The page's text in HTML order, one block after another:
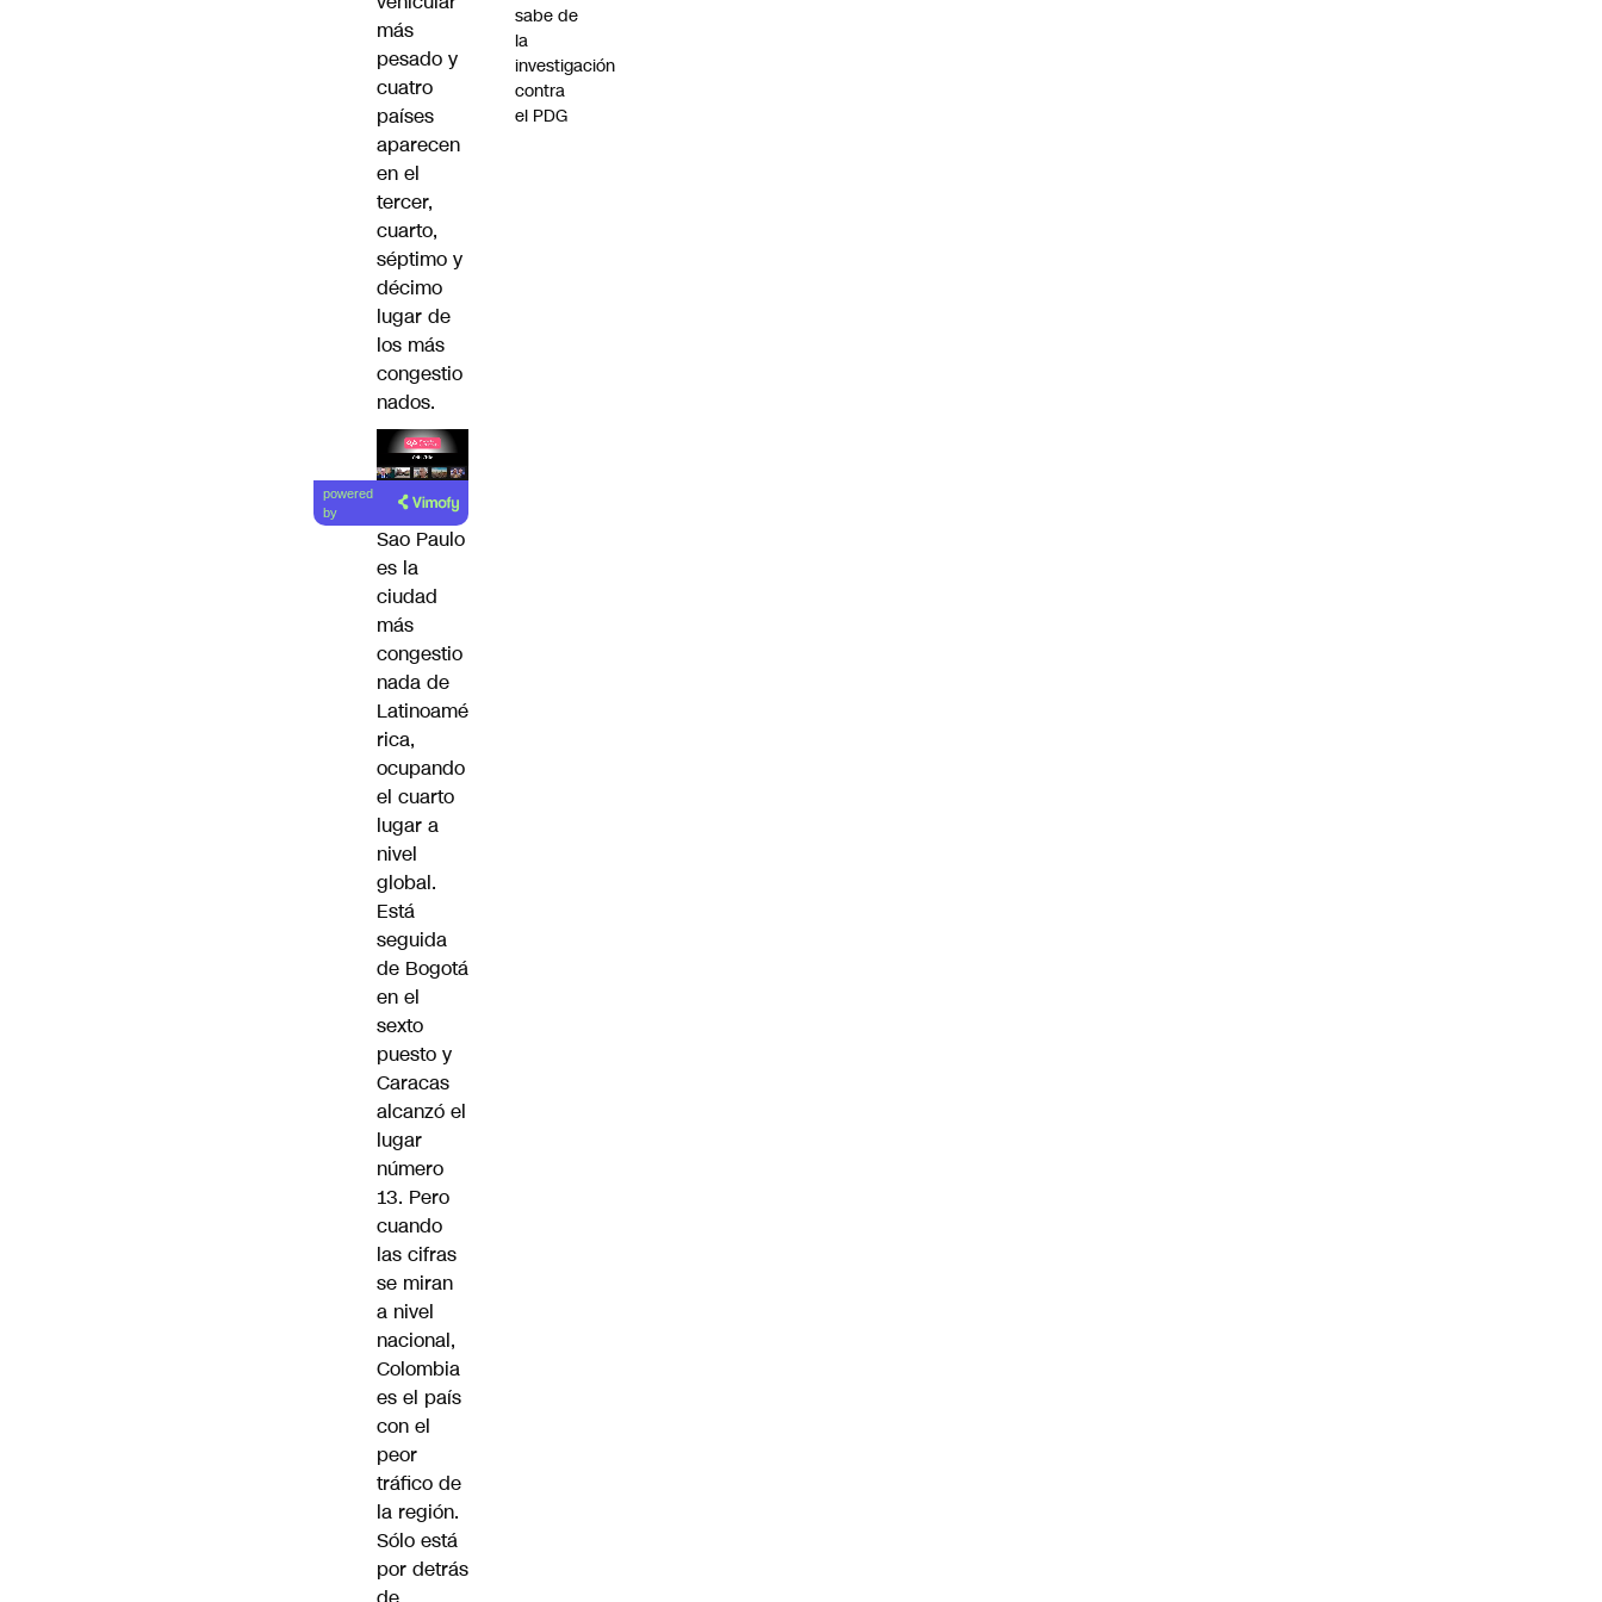
más
pesado y
cuatro
países
aparecen
en el
tercer,
cuarto,
séptimo y
décimo
lugar de
los más
congestio
nados.
Lea el
artículo
powered
by
Sao Paulo
es la
ciudad
más
congestio
nada de
Latinoamé
rica,
ocupando
el cuarto
lugar a
nivel
global.
Está
seguida
de Bogotá
en el
sexto
puesto y
Caracas
alcanzó el
lugar
número
13. Pero
cuando
las cifras
se miran
a nivel
nacional,
Colombia
es el país
con el
peor
tráfico de
la región.
Sólo está
por detrás
sabe de
la
investigación
contra
el PDG